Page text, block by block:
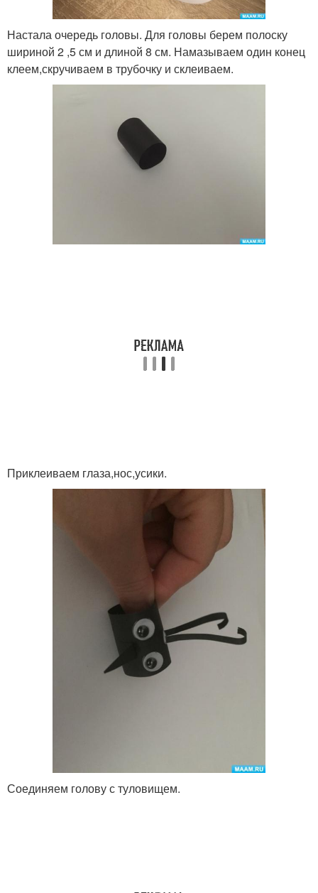
Настала очередь головы. Для головы берем полоску
шириной 2 ,5 см и длиной 8 см. Намазываем один конец
клеем,скручиваем в трубочку и склеиваем.
Приклеиваем глаза,нос,усики.
Соединяем голову с туловищем.